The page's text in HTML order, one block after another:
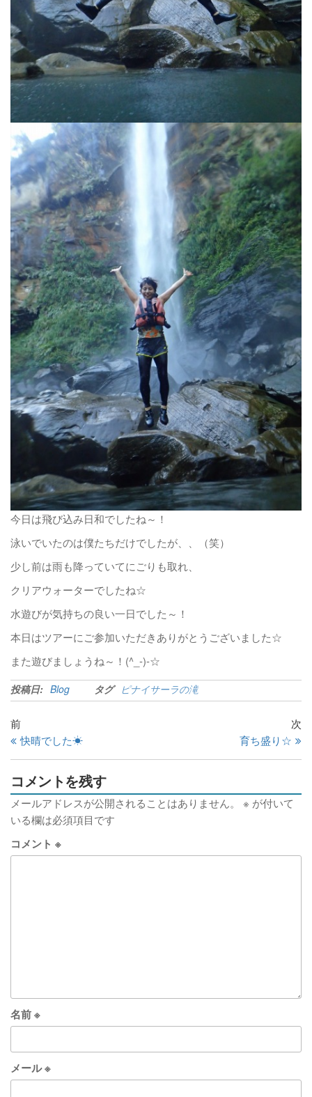
今日は飛び込み日和でしたね～！
泳いでいたのは僕たちだけでしたが、、（笑）
少し前は雨も降っていてにごりも取れ、
クリアウォーターでしたね☆
水遊びが気持ちの良い一日でした～！
本日はツアーにご参加いただきありがとうございました☆
また遊びましょうね～！(^_-)-☆
投稿日: Blog タグ ピナイサーラの滝
前
快晴でした☀
次
育ち盛り☆
コメントを残す
メールアドレスが公開されることはありません。 ※ が付いて
いる欄は必須項目です
コメント ※
名前※
メール※